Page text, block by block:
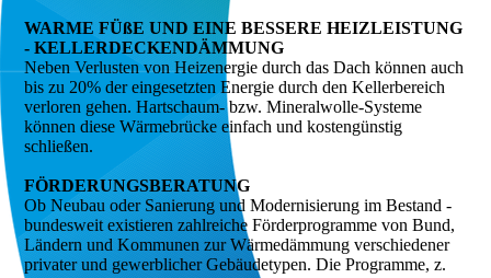
WARME FÜßE UND EINE BESSERE HEIZLEISTUNG
- KELLERDECKENDÄMMUNG
Neben Verlusten von Heizenergie durch das Dach können auch
bis zu 20% der eingesetzten Energie durch den Kellerbereich
verloren gehen. Hartschaum- bzw. Mineralwolle-Systeme
können diese Wärmebrücke einfach und kostengünstig
schließen.
FÖRDERUNGSBERATUNG
Ob Neubau oder Sanierung und Modernisierung im Bestand -
bundesweit existieren zahlreiche Förderprogramme von Bund,
Ländern und Kommunen zur Wärmedämmung verschiedener
privater und gewerblicher Gebäudetypen. Die Programme, z.